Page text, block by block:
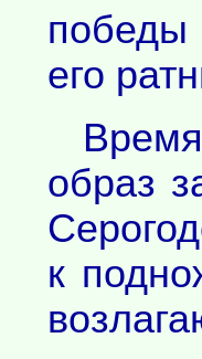
победы
его
образ
к